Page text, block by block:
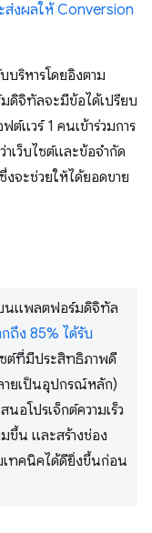
งผลให้ Conversion
ริหารโดยอิงตาม
ดิจิทัลจะมีข้อได้เปรียบ
แวร์ 1 คนเข้าร่วมการ
เว็บไซต์และข้อจํากัด
งจะช่วยให้ได้ยอดขาย
นแพลตฟอร์มดิจิทัล
ถึง 85% ได้รับ
ซต์ที่มีประสิทธิภาพดี
ายเป็นอุปกรณ์หลัก)
อโปรเจ็กต์ความเร็ว
ขึ้น และสร้างช่อง
เทคนิคได้ดียิ่งขึ้นก่อน